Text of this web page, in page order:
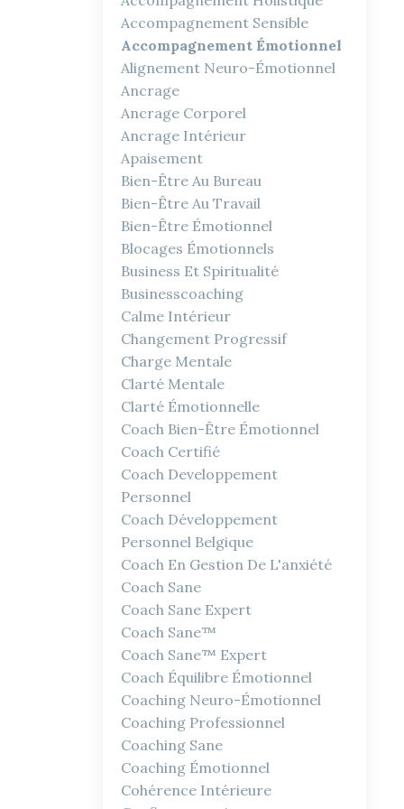
Accompagnement Sensible
Accompagnement Émotionnel
Alignement Neuro-Émotionnel
Ancrage
Ancrage Corporel
Ancrage Intérieur
Apaisement
Bien-Être Au Bureau
Bien-Être Au Travail
Bien-Être Émotionnel
Blocages Émotionnels
Business Et Spiritualité
Businesscoaching
Calme Intérieur
Changement Progressif
Charge Mentale
Clarté Mentale
Clarté Émotionnelle
Coach Bien-Être Émotionnel
Coach Certifié
Coach Developpement
Personnel
Coach Développement
Personnel Belgique
Coach En Gestion De L'anxiété
Coach Sane
Coach Sane Expert
Coach Sane™
Coach Sane™ Expert
Coach Équilibre Émotionnel
Coaching Neuro-Émotionnel
Coaching Professionnel
Coaching Sane
Coaching Émotionnel
Cohérence Intérieure